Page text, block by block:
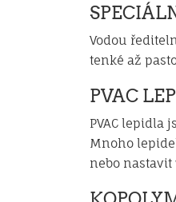
Vodou
tenké až
PVAC
PVAC
Mnoho
nebo nastavit